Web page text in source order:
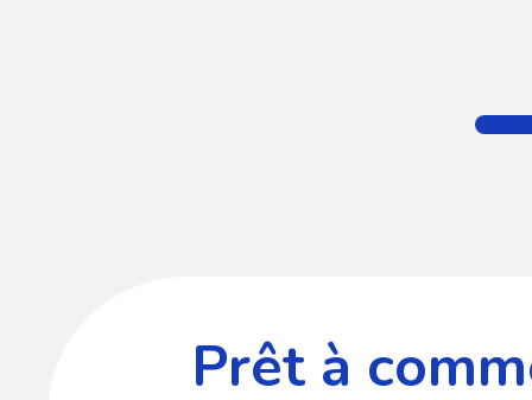
Prêt à